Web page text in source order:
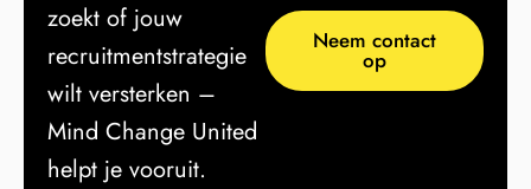
zoekt of jouw
recruitmentstrategie
wilt versterken –
Mind Change United
helpt je vooruit.
Neem contact
op